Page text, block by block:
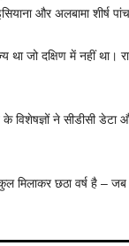
और अलबामा शीर्ष
था जो दक्षिण में नहीं
के विशेषज्ञों ने सीडीसी
मिलाकर छठा वर्ष है – जब